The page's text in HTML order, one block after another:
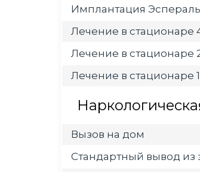
Имплантация Эспераль
Лечение в стационаре
Лечение в стационаре
Лечение в стационаре
Вызов на дом
Стандартный вывод из